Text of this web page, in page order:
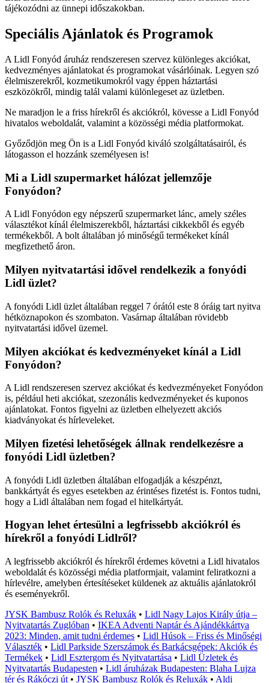
tájékozódni az ünnepi időszakokban.
Speciális Ajánlatok és Programok
A Lidl Fonyód áruház rendszeresen szervez különleges akciókat,
kedvezményes ajánlatokat és programokat vásárlóinak. Legyen szó
élelmiszerekről, kozmetikumokról vagy éppen háztartási
eszközökről, mindig talál valami különlegeset az üzletben.
Ne maradjon le a friss hírekről és akciókról, kövesse a Lidl Fonyód
hivatalos weboldalát, valamint a közösségi média platformokat.
Győződjön meg Ön is a Lidl Fonyód kiváló szolgáltatásairól, és
látogasson el hozzánk személyesen is!
Mi a Lidl szupermarket hálózat jellemzője
Fonyódon?
A Lidl Fonyódon egy népszerű szupermarket lánc, amely széles
választékot kínál élelmiszerekből, háztartási cikkekből és egyéb
termékekből. A bolt általában jó minőségű termékeket kínál
megfizethető áron.
Milyen nyitvatartási idővel rendelkezik a fonyódi
Lidl üzlet?
A fonyódi Lidl üzlet általában reggel 7 órától este 8 óráig tart nyitva
hétköznapokon és szombaton. Vasárnap általában rövidebb
nyitvatartási idővel üzemel.
Milyen akciókat és kedvezményeket kínál a Lidl
Fonyódon?
A Lidl rendszeresen szervez akciókat és kedvezményeket Fonyódon
is, például heti akciókat, szezonális kedvezményeket és kuponos
ajánlatokat. Fontos figyelni az üzletben elhelyezett akciós
kiadványokat és hírleveleket.
Milyen fizetési lehetőségek állnak rendelkezésre a
fonyódi Lidl üzletben?
A fonyódi Lidl üzletben általában elfogadják a készpénzt,
bankkártyát és egyes esetekben az érintéses fizetést is. Fontos tudni,
hogy a Lidl általában nem fogad el hitelkártyát.
Hogyan lehet értesülni a legfrissebb akciókról és
hírekről a fonyódi Lidlről?
A legfrissebb akciókról és hírekről érdemes követni a Lidl hivatalos
weboldalát és közösségi média platformjait, valamint feliratkozni a
hírlevélre, amelyben értesítéseket küldenek az aktuális ajánlatokról
és eseményekről.
JYSK Bambusz Rolók és Reluxák • Lidl Nagy Lajos Király útja –
Nyitvatartás Zuglóban • IKEA Adventi Naptár és Ajándékkártya
2023: Minden, amit tudni érdemes • Lidl Húsok – Friss és Minőségi
Választék • Lidl Parkside Szerszámok és Barkácsgépek: Akciók és
Termékek • Lidl Esztergom és Nyitvatartása • Lidl Üzletek és
Nyitvatartás Budapesten • Lidl áruházak Budapesten: Blaha Lujza
tér és Rákóczi út • JYSK Bambusz Rolók és Reluxák • Aldi